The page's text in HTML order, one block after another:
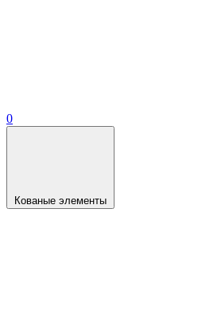
0
Кованые элементы